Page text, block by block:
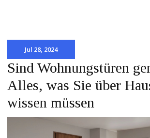
Jul 28, 2024
Sind Wohnungstüren
Alles, was Sie über
wissen müssen